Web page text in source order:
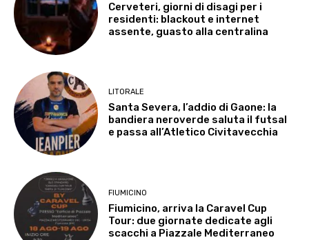
Cerveteri, giorni di disagi per i
residenti: blackout e internet
assente, guasto alla centralina
LITORALE
Santa Severa, l’addio di Gaone: la
bandiera neroverde saluta il futsal
e passa all’Atletico Civitavecchia
FIUMICINO
Fiumicino, arriva la Caravel Cup
Tour: due giornate dedicate agli
scacchi a Piazzale Mediterraneo